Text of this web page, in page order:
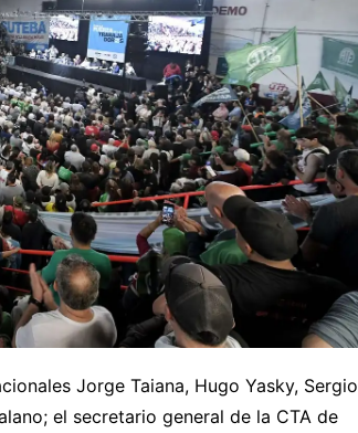
Jorge Taiana, Hugo Yasky, Sergio
el secretario general de la CTA de